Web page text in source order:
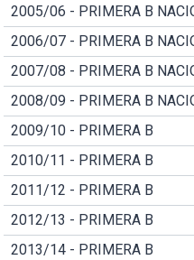
2005/06 - PRIMERA B
2006/07 - PRIMERA B
2007/08 - PRIMERA B
2008/09 - PRIMERA B
2009/10 - PRIMERA B
2010/11 - PRIMERA B
2011/12 - PRIMERA B
2012/13 - PRIMERA B
2013/14 - PRIMERA B